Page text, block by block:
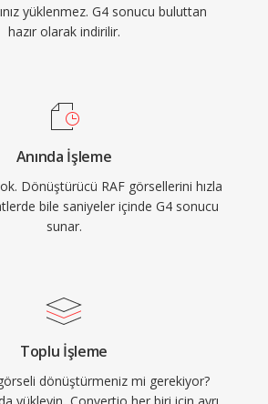
yüklenmez. G4 sonucu buluttan
hazır olarak indirilir.
Anında İşleme
Dönüştürücü RAF görsellerini hızla
bile saniyeler içinde G4 sonucu
sunar.
Toplu İşleme
görseli dönüştürmeniz mi gerekiyor?